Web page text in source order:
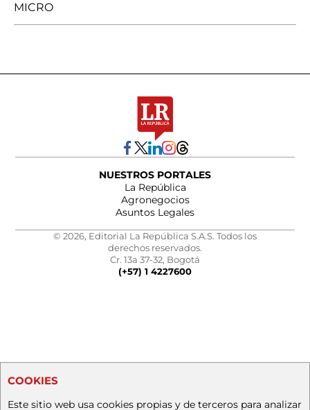
MICRO
NUESTROS PORTALES
La República
Agronegocios
Asuntos Legales
© 2026, Editorial La República S.A.S. Todos los
derechos reservados.
Cr. 13a 37-32, Bogotá
(+57) 1 4227600
COOKIES
Este sitio web usa cookies propias y de terceros para analizar